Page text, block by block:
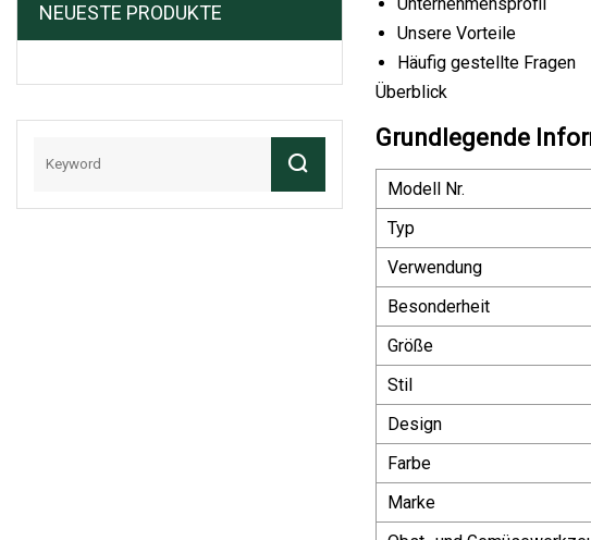
NEUESTE PRODUKTE
Unsere Vorteile
Häufig gestellte Fragen
Überblick
Grundlegende
Modell Nr.
Typ
Verwendung
Besonderheit
Größe
Stil
Design
Farbe
Marke